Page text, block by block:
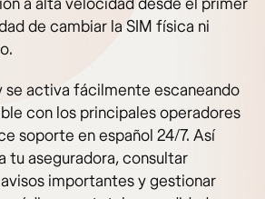
de cambiar la SIM física ni
se activa fácilmente escaneando
con los principales operadores
soporte en español 24/7. Así
tu aseguradora, consultar
importantes y gestionar